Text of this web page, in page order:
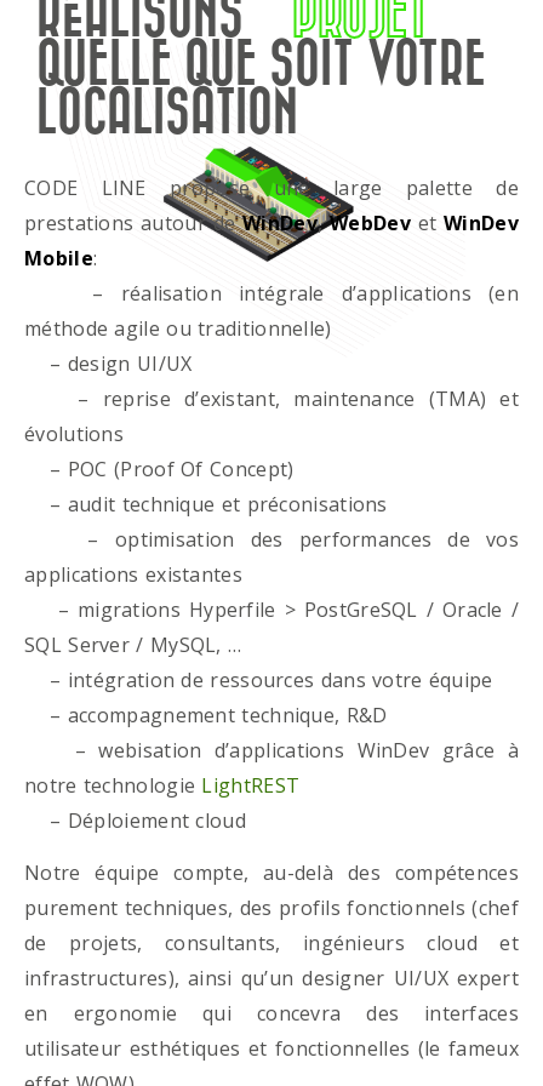
RÉALISONS
PROJET
QUELLE QUE SOIT VOTRE
LOCALISATION
CODE LINE propose une large palette de
prestations autour deWinDev,WebDevet WinDev
Mobile:
– réalisation intégrale d’applications (en
méthode agile ou traditionnelle)
– design UI/UX
– reprise d’existant, maintenance (TMA) et
évolutions
– POC (Proof Of Concept)
– audit technique et préconisations
– optimisation des performances de vos
applications existantes
– migrations Hyperfile > PostGreSQL / Oracle /
SQL Server / MySQL, …
– intégration de ressources dans votre équipe
– accompagnement technique, R&D
– webisation d’applications WinDev grâce à
notre technologie LightREST
– Déploiement cloud
Notre équipe compte, au-delà des compétences
purement techniques, des profils fonctionnels (chef
de projets, consultants, ingénieurs cloud et
infrastructures), ainsi qu’un designer UI/UX expert
en ergonomie qui concevra des interfaces
utilisateur esthétiques et fonctionnelles (le fameux